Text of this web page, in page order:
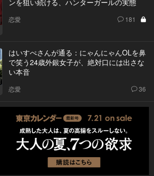
ンを狙い続ける、ハンターガールの実態
恋愛 181
はいすぺさんが通る：にゃんにゃんOLを鼻
で笑う24歳外銀女子が、絶対口には出さな
い本音
恋愛 36